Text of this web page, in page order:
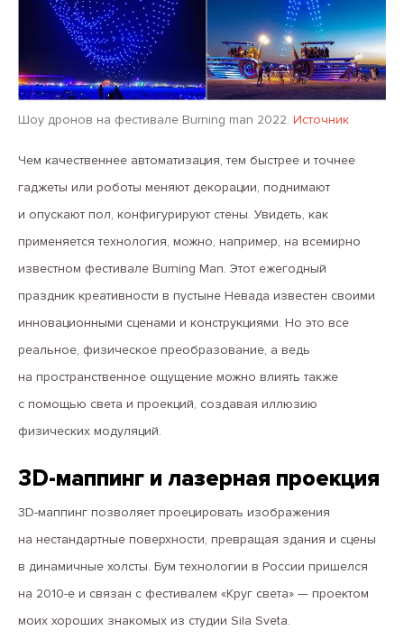
Чем качественнее автоматизация, тем быстрее и точнее
гаджеты или роботы меняют декорации, поднимают
и опускают пол, конфигурируют стены. Увидеть, как
применяется технология, можно, например, на всемирно
известном фестивале Burning Man. Этот ежегодный
праздник креативности в пустыне Невада известен своими
инновационными сценами и конструкциями. Но это все
реальное, физическое преобразование, а ведь
на пространственное ощущение можно влиять также
с помощью света и проекций, создавая иллюзию
физических модуляций.
Шоу дронов на фестивале Burning man 2022. Источник
3D-маппинг и лазерная проекция
3D-маппинг позволяет проецировать изображения
на нестандартные поверхности, превращая здания и сцены
в динамичные холсты. Бум технологии в России пришелся
на 2010-е и связан с фестивалем «Круг света» — проектом
моих хороших знакомых из студии Sila Sveta.